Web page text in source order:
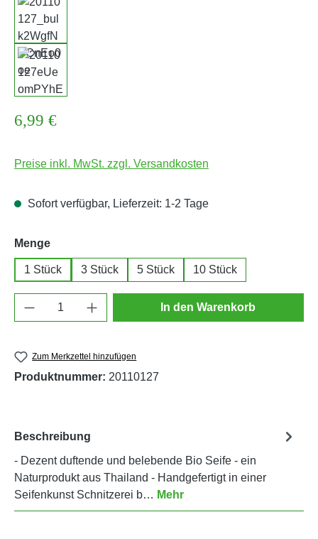
Regulärer Preis:
6,99 €
Preise inkl. MwSt. zzgl. Versandkosten
Sofort verfügbar, Lieferzeit: 1-2 Tage
Mengeauswählen
1 Stück 3 Stück 5 Stück 10 Stück
Produkt Anzahl: Gib den gewünschten
In den Warenkorb
Zum Merkzettel hinzufügen
Produktnummer: 20110127
Beschreibung
- Dezent duftende und belebende Bio Seife - ein
Naturprodukt aus Thailand - Handgefertigt in einer
Seifenkunst Schnitzerei b… Mehr